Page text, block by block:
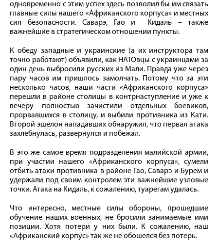
одновременно с этим успех здесь позволил бы им связать
главные силы нашего «Африканского корпуса» и местных
сил безопасности. Саварэ, Гао и Кидаль – также
важнейшие в стратегическом отношении пункты.
К обеду западные и украинские (а их инструктора там
точно работают) объявили, как НАТОвцы с украинцами за
один день выбросили русских из Мали. Правда уже через
пару часов им пришлось замолчать. Потому что за эти
несколько часов, наши части «Африканского корпуса»
перешли в районе столицы в контрнаступление и уже к
вечеру полностью зачистили отдельных боевиков,
прорвавшихся в столицу, и выбили противника из Кати.
Второй эшелон нападавших обнаружил, что первая атака
захлебнулась, развернулся и побежал.
В это же самое время подразделения малийской армии,
при участии нашего «Африканского корпуса», сумели
отбить атаки противника в районе Гао, Саварэ и Бурем и
удержали под своим контролем эти важнейшие узловые
точки. Атака на Кидаль, к сожалению, туарегам удалась.
Что интересно, местные силы обороны, прошедшие
обучение наших военных, не бросили занимаемые ими
позиции. Хотя потери у них были. К сожалению, наш
«Африканский корпус» так же не обошелся без потерь.